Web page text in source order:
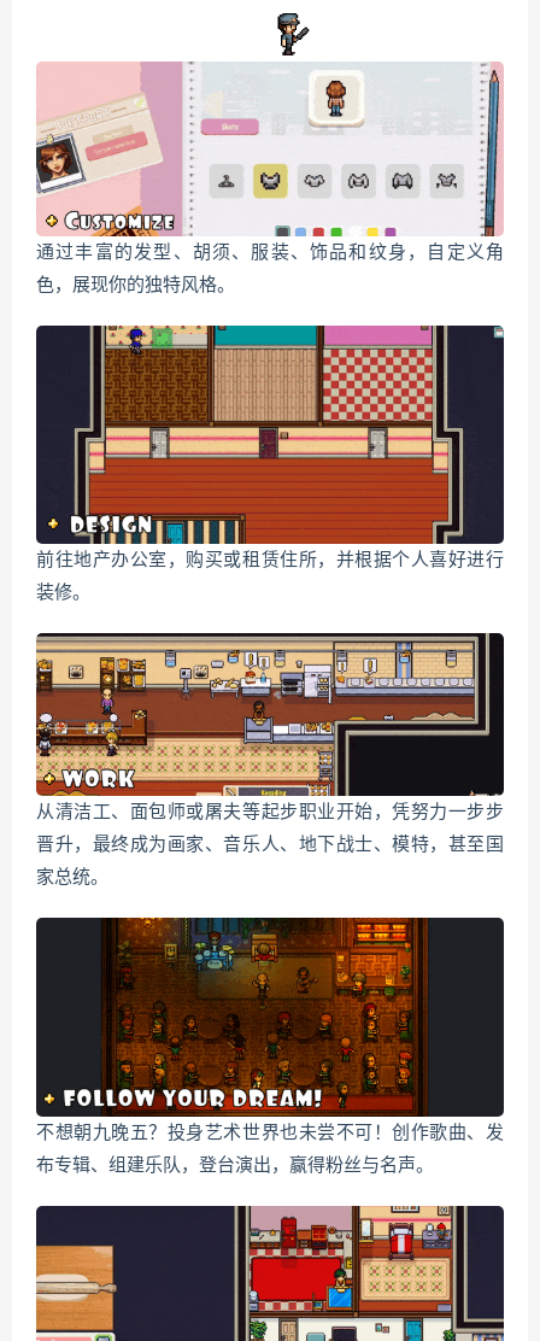
通过丰富的发型、胡须、服装、饰品和纹身，自定义角
色，展现你的独特风格。
前往地产办公室，购买或租赁住所，并根据个人喜好进行
装修。
从清洁工、面包师或屠夫等起步职业开始，凭努力一步步
晋升，最终成为画家、音乐人、地下战士、模特，甚至国
家总统。
不想朝九晚五？投身艺术世界也未尝不可！创作歌曲、发
布专辑、组建乐队，登台演出，赢得粉丝与名声。